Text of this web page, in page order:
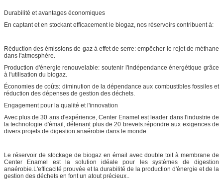
Durabilité et avantages économiques
En captant et en stockant efficacement le biogaz, nos réservoirs contribuent à:
Réduction des émissions de gaz à effet de serre: empêcher le rejet de méthane
dans l'atmosphère.
Production d'énergie renouvelable: soutenir l'indépendance énergétique grâce
à l'utilisation du biogaz.
Économies de coûts: diminution de la dépendance aux combustibles fossiles et
réduction des dépenses de gestion des déchets.
Engagement pour la qualité et l'innovation
Avec plus de 30 ans d'expérience, Center Enamel est leader dans l'industrie de
la technologie d'émail, détenant plus de 20 brevets.répondre aux exigences de
divers projets de digestion anaérobie dans le monde.
Le réservoir de stockage de biogaz en émail avec double toit à membrane de
Center Enamel est la solution idéale pour les systèmes de digestion
anaérobie.L'efficacité prouvée et la durabilité de la production d'énergie et de la
gestion des déchets en font un atout précieux..